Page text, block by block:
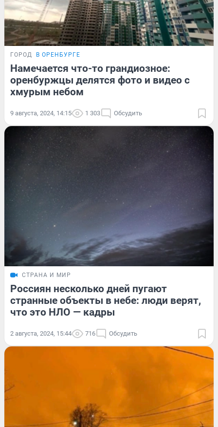
ГОРОД В ОРЕНБУРГЕ
Намечается что-то грандиозное:
оренбуржцы делятся фото и видео с
хмурым небом
9 августа, 2024, 14:15 1 303 Обсудить
СТРАНА И МИР
Россиян несколько дней пугают
странные объекты в небе: люди верят,
что это НЛО — кадры
2 августа, 2024, 15:44 716 Обсудить